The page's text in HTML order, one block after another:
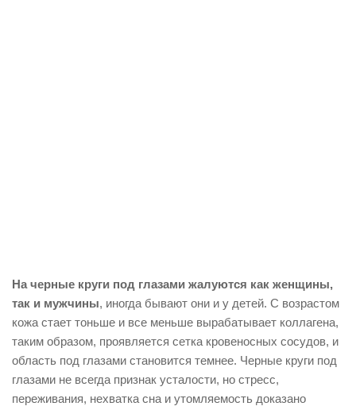
На черные круги под глазами жалуются как женщины,
так и мужчины, иногда бывают они и у детей. С возрастом
кожа стает тоньше и все меньше вырабатывает коллагена,
таким образом, проявляется сетка кровеносных сосудов, и
область под глазами становится темнее. Черные круги под
глазами не всегда признак усталости, но стресс,
переживания, нехватка сна и утомляемость доказано